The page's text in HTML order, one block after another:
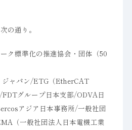
の通り。
ク標準化の推進協会・団体（50
ャパン/ETG（EtherCAT
グループ日本支部/ODVA日
アジア日本事務所/一般社団
（一般社団法人日本電機工業